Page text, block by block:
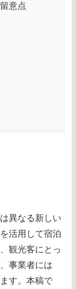
意点
異なる新しい
活用して宿泊
観光客にとっ
事業者には
す。本稿で